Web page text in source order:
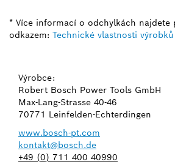
* Více informací o odchylkách najdete
odkazem: Technické vlastnosti výrobků
Výrobce:
Robert Bosch Power Tools GmbH
Max-Lang-Strasse 40-46
70771 Leinfelden-Echterdingen
www.bosch-pt.com
kontakt@bosch.de
+49 (0) 711 400 40990